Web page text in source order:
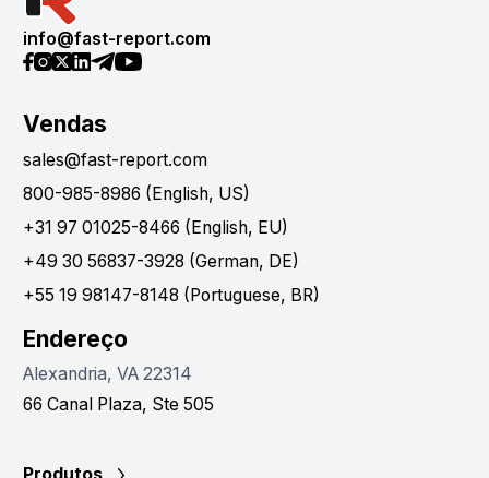
info@fast-report.com
Vendas
sales@fast-report.com
800-985-8986 (English, US)
+31 97 01025-8466 (English, EU)
+49 30 56837-3928 (German, DE)
+55 19 98147-8148 (Portuguese, BR)
Endereço
Alexandria, VA 22314
66 Canal Plaza, Ste 505